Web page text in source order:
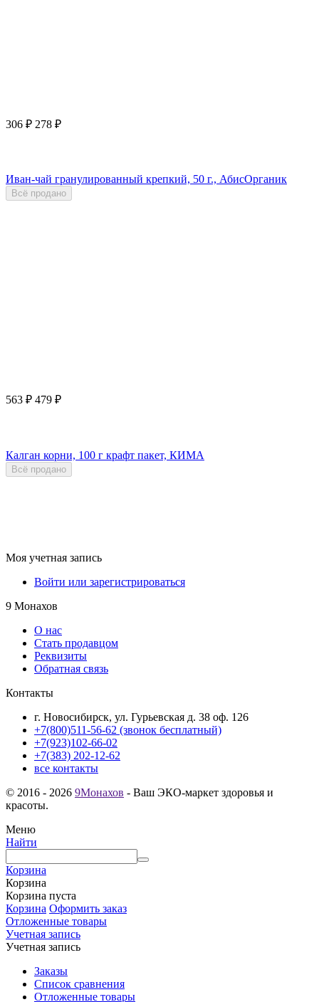
306 ₽ 278 ₽
Иван-чай гранулированный крепкий, 50 г., АбисОрганик
Всё продано
563 ₽ 479 ₽
Калган корни, 100 г крафт пакет, КИМА
Всё продано
Моя учетная запись
Войти или зарегистрироваться
9 Монахов
О нас
Стать продавцом
Реквизиты
Обратная связь
Контакты
г. Новосибирск, ул. Гурьевская д. 38 оф. 126
+7(800)511-56-62 (звонок бесплатный)
+7(923)102-66-02
+7(383) 202-12-62
все контакты
© 2016 - 2026 9Монахов - Ваш ЭКО-маркет здоровья и
красоты.
Меню
Найти
Корзина
Корзина
Корзина пуста
Корзина Оформить заказ
Отложенные товары
Учетная запись
Учетная запись
Заказы
Список сравнения
Отложенные товары